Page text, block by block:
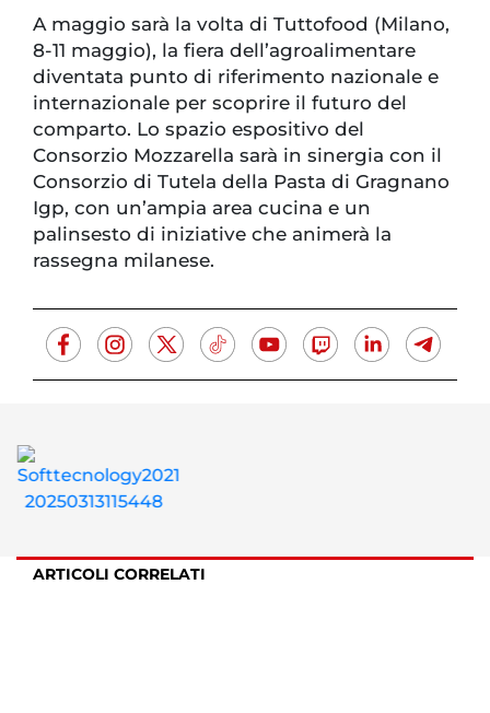
A maggio sarà la volta di Tuttofood (Milano,
8-11 maggio), la fiera dell’agroalimentare
diventata punto di riferimento nazionale e
internazionale per scoprire il futuro del
comparto. Lo spazio espositivo del
Consorzio Mozzarella sarà in sinergia con il
Consorzio di Tutela della Pasta di Gragnano
Igp, con un’ampia area cucina e un
palinsesto di iniziative che animerà la
rassegna milanese.
ARTICOLI CORRELATI